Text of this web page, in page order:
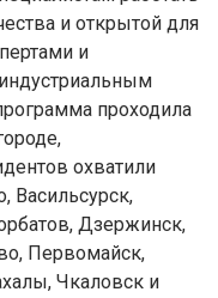
и открытой для
и
проходила
охватили
Васильсурск,
Дзержинск,
Первомайск,
Чкаловск и